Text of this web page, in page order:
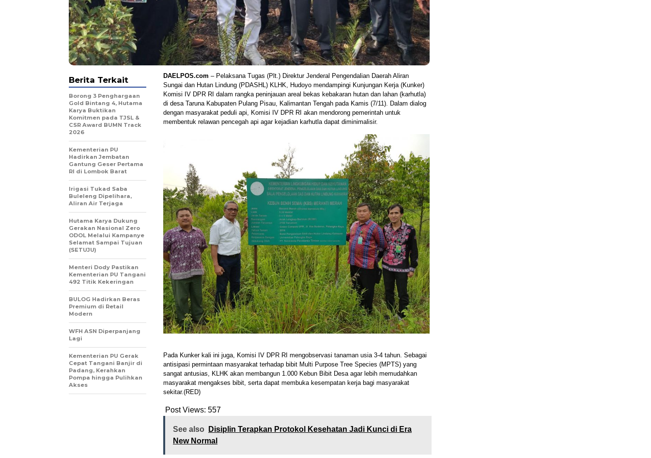
DAELPOS.com – Pelaksana Tugas (Plt.) Direktur Jenderal Pengendalian Daerah Aliran
Sungai dan Hutan Lindung (PDASHL) KLHK, Hudoyo mendampingi Kunjungan Kerja (Kunker)
Komisi IV DPR RI dalam rangka peninjauan areal bekas kebakaran hutan dan lahan (karhutla)
di desa Taruna Kabupaten Pulang Pisau, Kalimantan Tengah pada Kamis (7/11). Dalam dialog
dengan masyarakat peduli api, Komisi IV DPR RI akan mendorong pemerintah untuk
membentuk relawan pencegah api agar kejadian karhutla dapat diminimalisir.
Pada Kunker kali ini juga, Komisi IV DPR RI mengobservasi tanaman usia 3-4 tahun. Sebagai
antisipasi permintaan masyarakat terhadap bibit Multi Purpose Tree Species (MPTS) yang
sangat antusias, KLHK akan membangun 1.000 Kebun Bibit Desa agar lebih memudahkan
masyarakat mengakses bibit, serta dapat membuka kesempatan kerja bagi masyarakat
sekitar.(RED)
Post Views: 557
See also
Disiplin Terapkan Protokol Kesehatan Jadi Kunci di Era
New Normal
Berita Terkait
Borong 3 Penghargaan
Gold Bintang 4, Hutama
Karya Buktikan
Komitmen pada TJSL &
CSR Award BUMN Track
2026
Kementerian PU
Hadirkan Jembatan
Gantung Geser Pertama
RI di Lombok Barat
Irigasi Tukad Saba
Buleleng Dipelihara,
Aliran Air Terjaga
Hutama Karya Dukung
Gerakan Nasional Zero
ODOL Melalui Kampanye
Selamat Sampai Tujuan
(SETUJU)
Menteri Dody Pastikan
Kementerian PU Tangani
492 Titik Kekeringan
BULOG Hadirkan Beras
Premium di Retail
Modern
WFH ASN Diperpanjang
Lagi
Kementerian PU Gerak
Cepat Tangani Banjir di
Padang, Kerahkan
Pompa hingga Pulihkan
Akses